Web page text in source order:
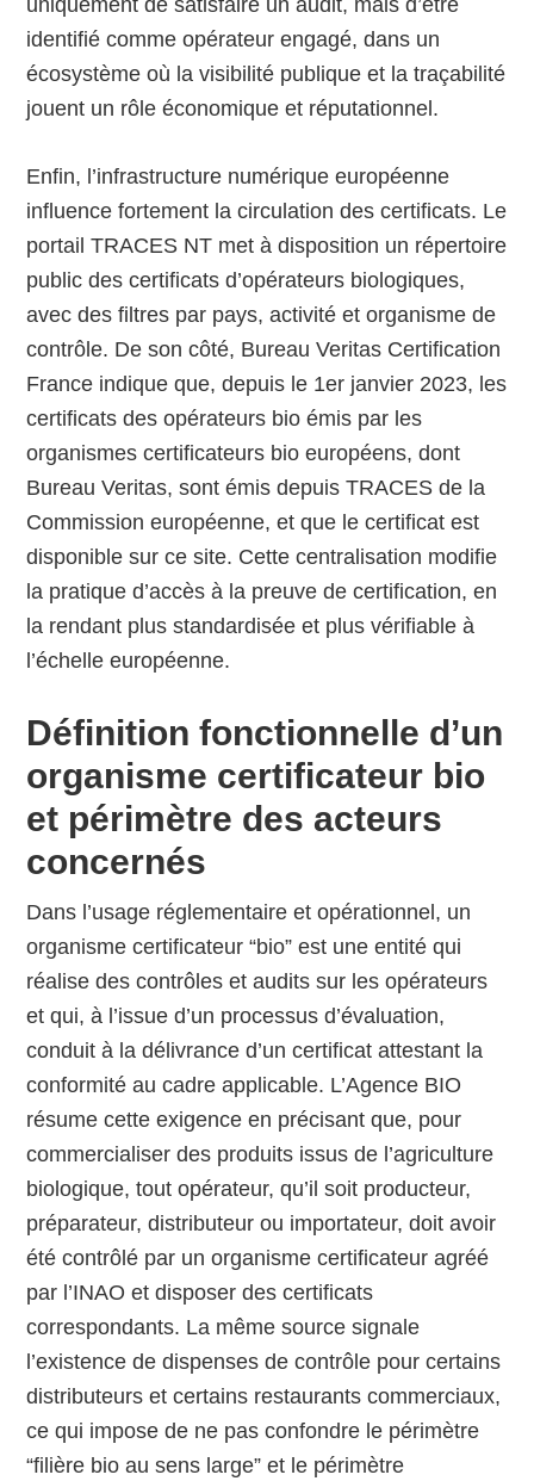
uniquement de satisfaire un audit, mais d’être
identifié comme opérateur engagé, dans un
écosystème où la visibilité publique et la traçabilité
jouent un rôle économique et réputationnel.
Enfin, l’infrastructure numérique européenne
influence fortement la circulation des certificats. Le
portail TRACES NT met à disposition un répertoire
public des certificats d’opérateurs biologiques,
avec des filtres par pays, activité et organisme de
contrôle. De son côté, Bureau Veritas Certification
France indique que, depuis le 1er janvier 2023, les
certificats des opérateurs bio émis par les
organismes certificateurs bio européens, dont
Bureau Veritas, sont émis depuis TRACES de la
Commission européenne, et que le certificat est
disponible sur ce site. Cette centralisation modifie
la pratique d’accès à la preuve de certification, en
la rendant plus standardisée et plus vérifiable à
l’échelle européenne.
Définition fonctionnelle d’un
organisme certificateur bio
et périmètre des acteurs
concernés
Dans l’usage réglementaire et opérationnel, un
organisme certificateur “bio” est une entité qui
réalise des contrôles et audits sur les opérateurs
et qui, à l’issue d’un processus d’évaluation,
conduit à la délivrance d’un certificat attestant la
conformité au cadre applicable. L’Agence BIO
résume cette exigence en précisant que, pour
commercialiser des produits issus de l’agriculture
biologique, tout opérateur, qu’il soit producteur,
préparateur, distributeur ou importateur, doit avoir
été contrôlé par un organisme certificateur agréé
par l’INAO et disposer des certificats
correspondants. La même source signale
l’existence de dispenses de contrôle pour certains
distributeurs et certains restaurants commerciaux,
ce qui impose de ne pas confondre le périmètre
“filière bio au sens large” et le périmètre